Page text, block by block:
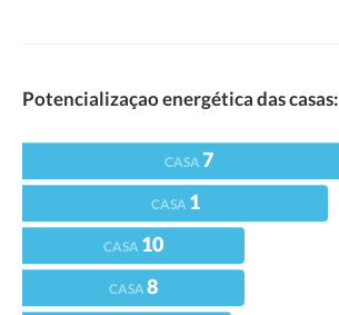
Potencializaçao energética das casas:
CASA7
CASA 1
CASA 10
CASA8